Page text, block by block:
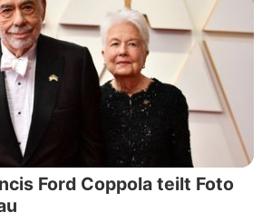
Ford Coppola teilt Foto